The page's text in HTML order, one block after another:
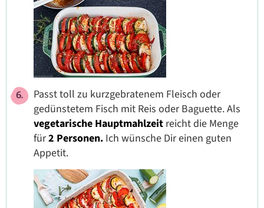
Passt toll zu kurzgebratenem Fleisch oder
gedünstetem Fisch mit Reis oder Baguette. Als
vegetarische Hauptmahlzeit reicht die Menge
für2 Personen. Ich wünsche Dir einen guten
Appetit.